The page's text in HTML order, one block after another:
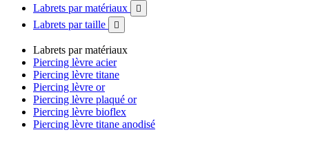
Labrets par matériaux

Labrets par taille 
Labrets par matériaux
Piercing lèvre acier
Piercing lèvre titane
Piercing lèvre or
Piercing lèvre plaqué or
Piercing lèvre bioflex
Piercing lèvre titane anodisé